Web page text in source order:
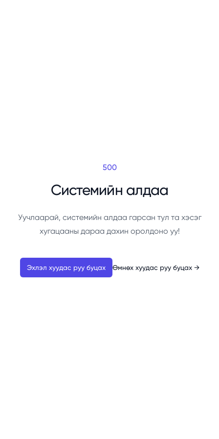
500
Системийн алдаа
Уучлаарай, системийн алдаа гарсан тул та хэсэг
хугацааны дараа дахин оролдоно уу!
Эхлэл хуудас руу буцах Өмнөх хуудас руу буцах →